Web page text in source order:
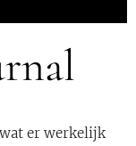
er werkelijk